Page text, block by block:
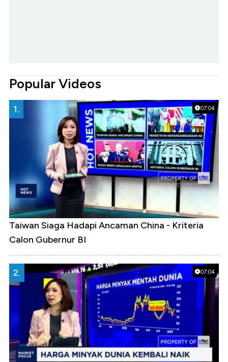
Popular Videos
07:04
1.
Taiwan Siaga Hadapi Ancaman China - Kriteria
Calon Gubernur BI
07:04
2.